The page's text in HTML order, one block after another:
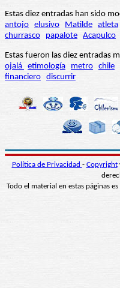
Estas diez entradas han sido
antojo elusivo Matilde atleta
churrasco
papalote Acapulco
Estas fueron las diez entradas
ojalá etimología metro chile
financiero discurrir
Política de Privacidad - Copyright
Todo el material en estas páginas